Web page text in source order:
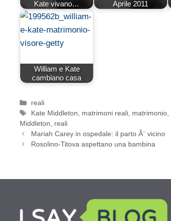
Kate vivano…
Aprile 2011
William e Kate
cambiano casa
Categorie
reali
Tag
Kate Middleton, matrimoni reali, matrimonio,
Middleton, reali
Mariah Carey in ospedale: il parto Ã¨ vicino
Rosolino-Titova aspettano una bambina